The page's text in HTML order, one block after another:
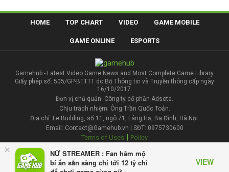
×
NỮ STREAMER : Fan hâm mộ
bí ẩn sẵn sàng chi tới 12 tỷ chỉ
VIEW
HOME TOP CHART VIDEO GAME MOBILE
GAME ONLINE ESPORTS
Gamehub - Latest Video Game News and Most Complete Game Library
Giấy phép số: 505/GP-BTTTT do Bộ Thông tin và Truyền thông cấp ngày
16/10/2017.
Đơn vị chủ quản: Công ty cổ phần Adsota.
Chịu trách nhiệm: Ông Trần Quốc Toản.
Địa chỉ: Le Building, số 11, ngõ 71, Láng Hạ, Ba Đình, Hà Nội.
Email: Contact@Gamehub.vn | SĐT: 0975730600
Terms of Uses | Policy
Contact